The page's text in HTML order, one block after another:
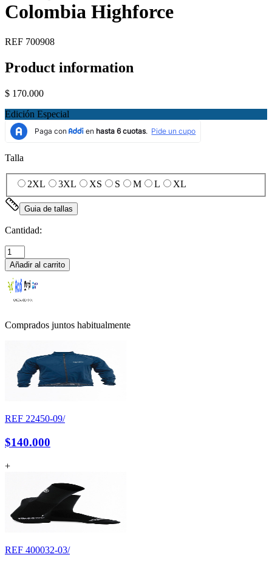
Colombia Highforce
REF 700908
Product information
$ 170.000
Edición Especial
Talla
2XL 3XL XS S M L XL
Guia de tallas
Cantidad:
Añadir al carrito
Comprados juntos habitualmente
REF 22450-09/
$140.000
+
REF 400032-03/